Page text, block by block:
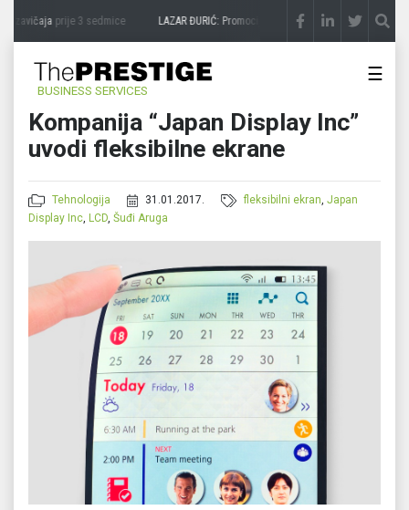
zavičajaprije 3 sedmice LAZAR ĐURIĆ: Promocija potencijal pretvara u destinaciju
BUSINESS SERVICES
☰
Kompanija “Japan Display Inc”
uvodi fleksibilne ekrane
Tehnologija 31.01.2017. fleksibilni ekran,Japan
Display Inc, LCD, Šuđi Aruga